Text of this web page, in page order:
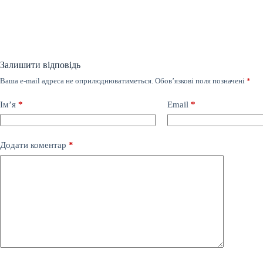
Залишити відповідь
Ваша e-mail адреса не оприлюднюватиметься. Обов’язкові поля позначені *
Ім’я * Email *
Додати коментар *